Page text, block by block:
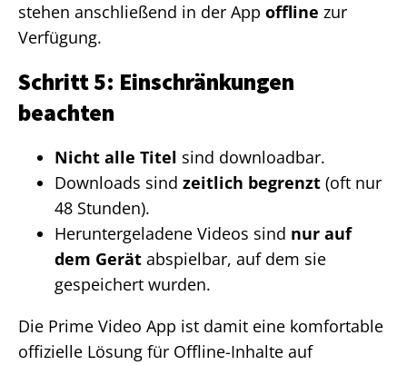
stehen anschließend in der App offline zur
Verfügung.
Schritt 5: Einschränkungen
beachten
Nicht alle Titel sind downloadbar.
Downloads sind zeitlich begrenzt (oft nur
48 Stunden).
Heruntergeladene Videos sind nur auf
dem Gerät abspielbar, auf dem sie
gespeichert wurden.
Die Prime Video App ist damit eine komfortable
offizielle Lösung für Offline-Inhalte auf